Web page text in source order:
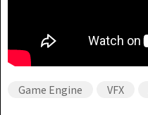
Game Engine VFX